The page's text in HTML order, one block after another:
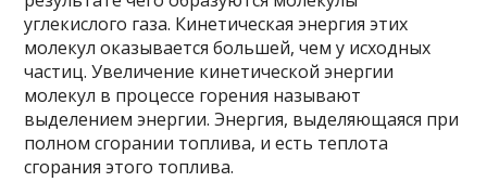
углекислого газа. Кинетическая энергия этих
молекул оказывается большей, чем у исходных
частиц. Увеличение кинетической энергии
молекул в процессе горения называют
выделением энергии. Энергия, выделяющаяся при
полном сгорании топлива, и есть теплота
сгорания этого топлива.